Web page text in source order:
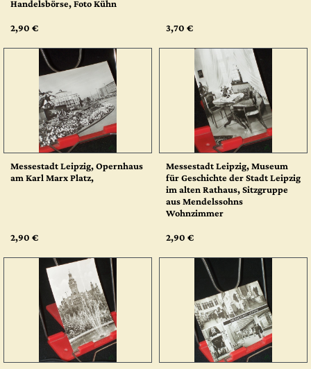
Handelsbörse, Foto Kühn
2,90 € 3,70 €
Messestadt Leipzig, Opernhaus
am Karl Marx Platz,
2,90 €
Messestadt Leipzig, Museum
für Geschichte der Stadt Leipzig
im alten Rathaus, Sitzgruppe
aus Mendelssohns
Wohnzimmer
2,90 €